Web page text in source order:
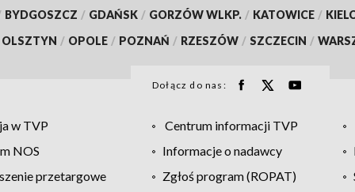
BYDGOSZCZ / GDAŃSK / GORZÓW WLKP. / KATOWICE /
OLSZTYN / OPOLE / POZNAŃ / RZESZÓW / SZCZECIN /
Dołącz do nas:
w TVP Centrum informacji TVP
NOS Informacje o nadawcy
przetargowe Zgłoś program (ROPAT)